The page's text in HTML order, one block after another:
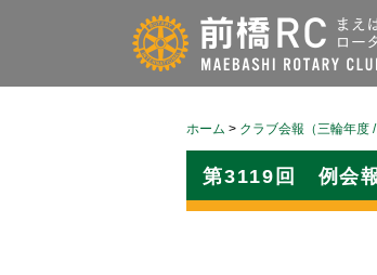
ホーム > クラブ会報（三輪年度
第3119回 例会